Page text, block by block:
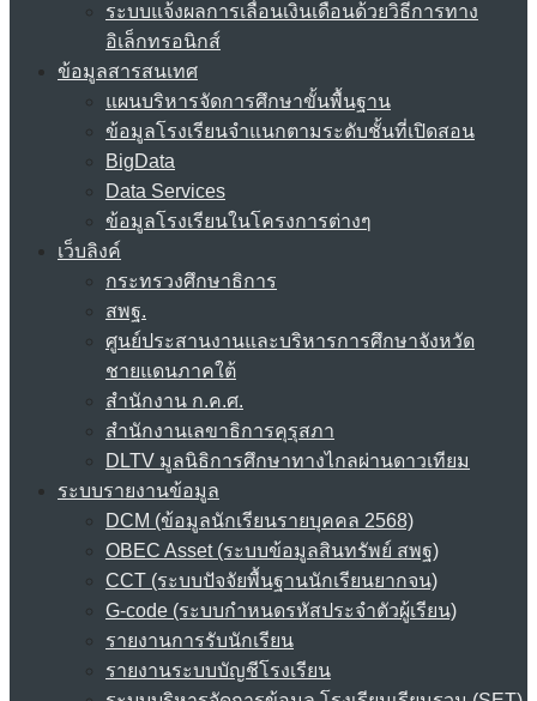
ระบบแจ้งผลการเลื่อนเงินเดือนด้วยวิธีการทาง
อิเล็กทรอนิกส์
ข้อมูลสารสนเทศ
แผนบริหารจัดการศึกษาขั้นพื้นฐาน
ข้อมูลโรงเรียนจำแนกตามระดับชั้นที่เปิดสอน
BigData
Data Services
ข้อมูลโรงเรียนในโครงการต่างๆ
เว็บลิงค์
กระทรวงศึกษาธิการ
สพฐ.
ศูนย์ประสานงานและบริหารการศึกษาจังหวัด
ชายแดนภาคใต้
สำนักงาน ก.ค.ศ.
สำนักงานเลขาธิการคุรุสภา
DLTV มูลนิธิการศึกษาทางไกลผ่านดาวเทียม
ระบบรายงานข้อมูล
DCM (ข้อมูลนักเรียนรายบุคคล 2568)
OBEC Asset (ระบบข้อมูลสินทรัพย์ สพฐ)
CCT (ระบบปัจจัยพื้นฐานนักเรียนยากจน)
G-code (ระบบกำหนดรหัสประจำตัวผู้เรียน)
รายงานการรับนักเรียน
รายงานระบบบัญชีโรงเรียน